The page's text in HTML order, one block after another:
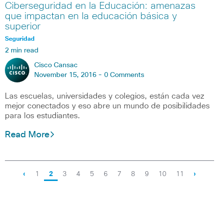
Ciberseguridad en la Educación: amenazas
que impactan en la educación básica y
superior
Seguridad
2 min read
Cisco Cansac
November 15, 2016 - 0 Comments
Las escuelas, universidades y colegios, están cada vez
mejor conectados y eso abre un mundo de posibilidades
para los estudiantes.
Read More
‹ 1 2 3 4 5 6 7 8 9 10 11 ›